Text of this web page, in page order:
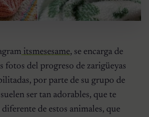
itsmesesame, se encarga de
fotos del progreso de zarigüeyas
por parte de su grupo de
ser tan adorables, que te
de estos animales, que